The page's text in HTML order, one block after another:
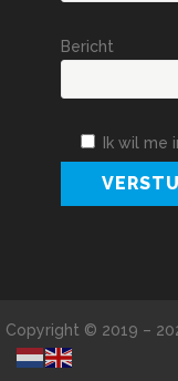
Bericht
Ik wil me
Copyright © 2019 –